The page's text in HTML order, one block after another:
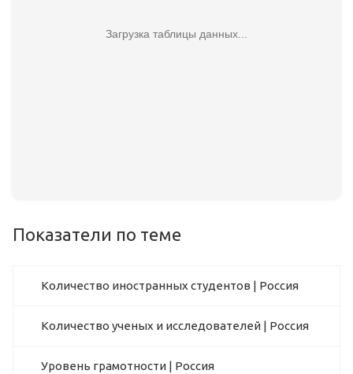
Загрузка таблицы данных...
Показатели по теме
Количество иностранных студентов | Россия
Количество ученых и исследователей | Россия
Уровень грамотности | Россия